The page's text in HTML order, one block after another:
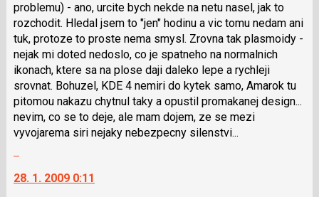
problemu) - ano, urcite bych nekde na netu nasel, jak to
rozchodit. Hledal jsem to "jen" hodinu a vic tomu nedam ani
tuk, protoze to proste nema smysl. Zrovna tak plasmoidy -
nejak mi doted nedoslo, co je spatneho na normalnich
ikonach, ktere sa na plose daji daleko lepe a rychleji
srovnat. Bohuzel, KDE 4 nemiri do kytek samo, Amarok tu
pitomou nakazu chytnul taky a opustil promakanej design...
nevim, co se to deje, ale mam dojem, ze se mezi
vyvojarema siri nejaky nebezpecny silenstvi...
další
28. 1. 2009 0:11